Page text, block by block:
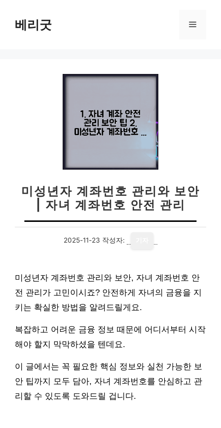
베리굿 메
미성년자 계좌번호 관리와 보안
| 자녀 계좌번호 안전 관리
2025-11-23 작성자:
미성년자 계좌번호 관리와 보안, 자녀 계좌번호 안
전 관리가 고민이시죠? 안전하게 자녀의 금융을 지
키는 확실한 방법을 알려드릴게요.
복잡하고 어려운 금융 정보 때문에 어디서부터 시작
해야 할지 막막하셨을 텐데요.
이 글에서는 꼭 필요한 핵심 정보와 실천 가능한 보
안 팁까지 모두 담아, 자녀 계좌번호를 안심하고 관
리할 수 있도록 도와드릴 겁니다.